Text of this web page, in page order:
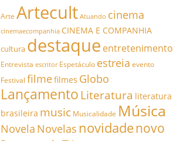
Arte Artecult Atuando cinema
cinemaecompanhia CINEMA E COMPANHIA
cultura destaque entretenimento
Entrevista escritor Espetáculo estreia evento
Festival filmefilmes Globo
Lançamento Literatura literatura
brasileira music Musicalidade Música
Novela Novelas novidadenovo